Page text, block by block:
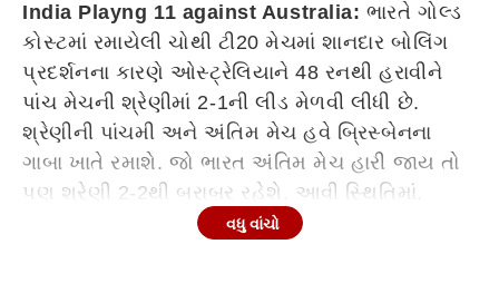
India Playng 11 against Australia: ભારતે ગોલ્ડ
કોસ્ટમાં રમાયેલી ચોથી ટી20 મેચમાં શાનદાર બોલિંગ
પ્રદર્શનના કારણે ઓસ્ટ્રેલિયાને 48 રનથી હરાવીને
પાંચ મેચની શ્રેણીમાં 2-1ની લીડ મેળવી લીધી છે.
શ્રેણીની પાંચમી અને અંતિમ મેચ હવે બ્રિસ્બેનના
ગાબા ખાતે રમાશે. જો ભારત અંતિમ મેચ હારી જાય તો
પણ શ્રેણી 2-2થી બરાબર રહેશે. આવી સ્થિતિમાં,
ભારતીય ટીમ અંતિમ ટી20 મેચમાં કેટલાક ફેરફારો કરી
વધુ વાંચો